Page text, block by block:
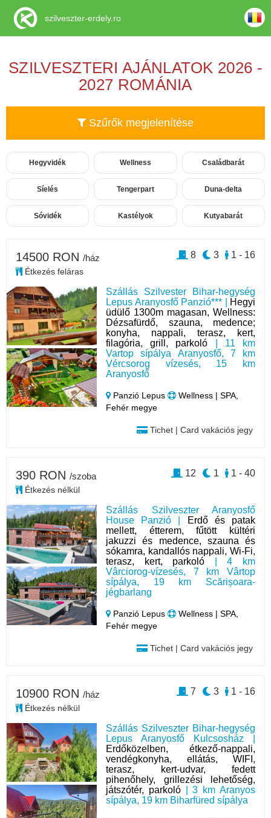
SZILVESZTERI AJÁNLATOK 2026 -
2027 ROMÁNIA
Szűrők megjelenítése
Hegyvidék Wellness Családbarát
Síelés Tengerpart Duna-delta
Sóvidék Kastélyok Kutyabarát
Szállás Szilvester Bihar-hegység
Lepus Aranyosfő Panzió*** |
Hegyi
üdülő 1300m magasan, Wellness:
Dézsafürdő, szauna, medence;
konyha, nappali, terasz, kert,
filagória, grill, parkoló | 11 km
Vartop sípálya Aranyosfő, 7 km
Vércsorog vízesés, 15 km
Aranyosfő
Panzió Lepus
Wellness | SPA,
Fehér megye
Tichet | Card vakációs jegy
14500 RON /ház
Étkezés feláras
1 - 16
3
8
Szállás Szilveszter Aranyosfő
House Panzió |
Erdő és patak
mellett, étterem, fűtött kültéri
jakuzzi és medence, szauna és
sókamra, kandallós nappali, Wi-Fi,
terasz, kert, parkoló | 4 km
Vârciorog-vízesés, 7 km Vârtop
sípálya, 19 km Scărișoara-
jégbarlang
Panzió Lepus
Wellness | SPA,
Fehér megye
Tichet | Card vakációs jegy
390 RON /szoba
Étkezés nélkül
1 - 40
1
12
Szállás Szilveszter Bihar-hegység
Lepus Aranyosfő Kulcsosház |
Erdőközelben, étkező-nappali,
vendégkonyha, ellátás, WIFI,
terasz, kert-udvar, fedett
pihenőhely, grillezési lehetőség,
játszótér, parkoló| 3 km Aranyos
sípálya, 19 km Biharfüred sípálya
10900 RON /ház
Étkezés nélkül
1 - 16
3
7
szilveszter-erdely.ro